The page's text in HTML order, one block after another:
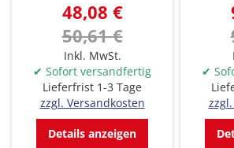
48,08 €
50,61 €
Inkl. MwSt.
✔ Sofort versandfertig
Lieferfrist 1-3 Tage
zzgl. Versandkosten
Details anzeigen
✔